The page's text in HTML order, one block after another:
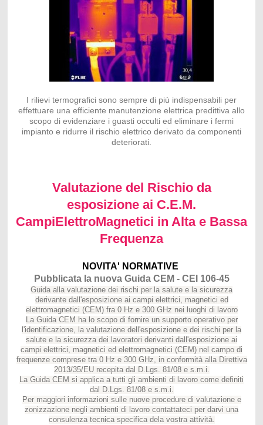
I rilievi termografici sono sempre di più indispensabili per
effettuare una efficiente manutenzione elettrica predittiva allo
scopo di evidenziare i guasti occulti ed eliminare i fermi
impianto e ridurre il rischio elettrico derivato da componenti
deteriorati.
Valutazione del Rischio da
esposizione ai C.E.M.
CampiElettroMagnetici in Alta e Bassa
Frequenza
NOVITA' NORMATIVE
Pubblicata la nuova Guida CEM - CEI 106-45
Guida alla valutazione dei rischi per la salute e la sicurezza
derivante dall'esposizione ai campi elettrici, magnetici ed
elettromagnetici (CEM) fra 0 Hz e 300 GHz nei luoghi di lavoro
La Guida CEM ha lo scopo di fornire un supporto operativo per
l'identificazione, la valutazione dell'esposizione e dei rischi per la
salute e la sicurezza dei lavoratori derivanti dall'esposizione ai
campi elettrici, magnetici ed elettromagnetici (CEM) nel campo di
frequenze comprese tra 0 Hz e 300 GHz, in conformità alla Direttiva
2013/35/EU recepita dal D.Lgs. 81/08 e s.m.i.
La Guida CEM si applica a tutti gli ambienti di lavoro come definiti
dal D.Lgs. 81/08 e s.m.i.
Per maggiori informazioni sulle nuove procedure di valutazione e
zonizzazione negli ambienti di lavoro contattateci per darvi una
consulenza tecnica specifica dela vostra attività.